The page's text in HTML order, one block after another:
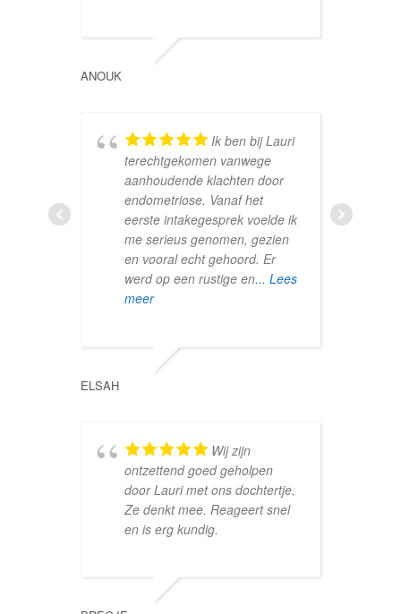
ANOUK
Ik ben bij Lauri
terechtgekomen vanwege
aanhoudende klachten door
endometriose. Vanaf het
eerste intakegesprek voelde ik
me serieus genomen, gezien
en vooral echt gehoord. Er
werd op een rustige en... Lees
meer
ELSAH
Wij zijn
ontzettend goed geholpen
door Lauri met ons dochtertje.
Ze denkt mee. Reageert snel
en is erg kundig.